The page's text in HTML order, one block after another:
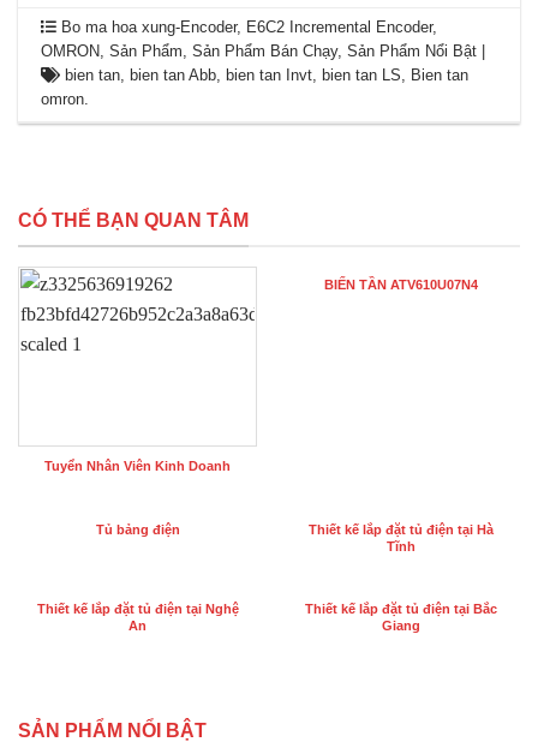
Bo ma hoa xung-Encoder, E6C2 Incremental Encoder,
OMRON,Sản Phẩm,Sản Phẩm Bán Chạy,Sản Phẩm Nổi Bật
bien tan, bien tan Abb, bien tan Invt, bien tan LS, Bien tan
omron.
CÓ THỂ BẠN QUAN TÂM
Tuyển Nhân Viên Kinh Doanh
BIẾN TẦN ATV610U07N4
Tủ bảng điện
Thiết kế lắp đặt tủ điện tại Hà
Tĩnh
Thiết kế lắp đặt tủ điện tại Nghệ
An
Thiết kế lắp đặt tủ điện tại Bắc
Giang
SẢN PHẨM NỔI BẬT